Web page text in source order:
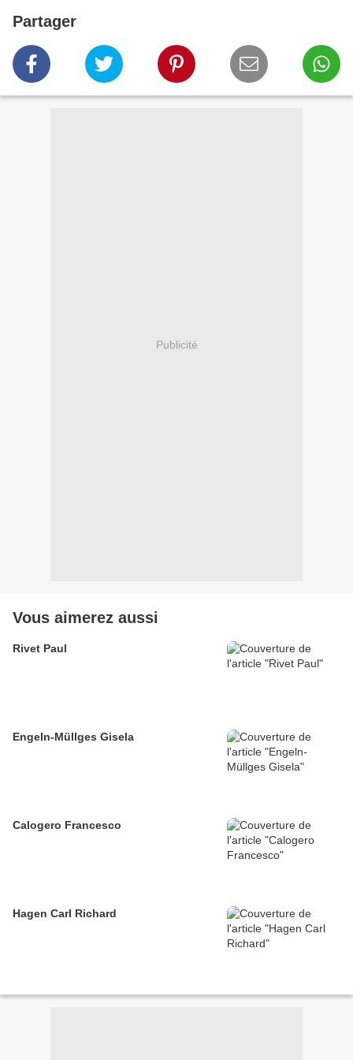
Partager
Publicité
Vous aimerez aussi
Rivet Paul
Engeln-Müllges Gisela
Calogero Francesco
Hagen Carl Richard